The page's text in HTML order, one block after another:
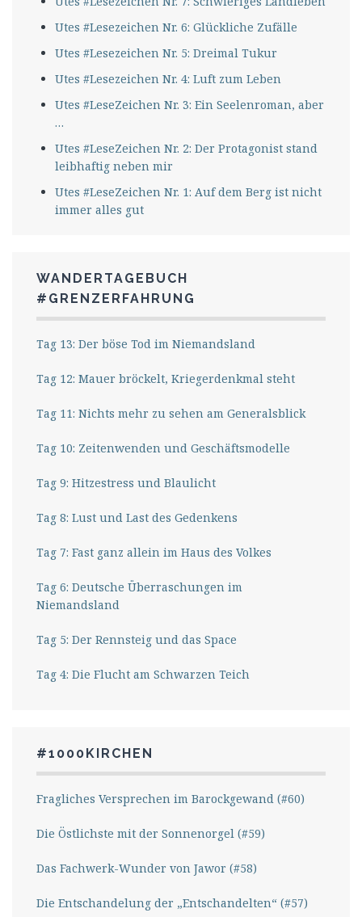
Utes #Lesezeichen Nr. 6: Glückliche Zufälle
Utes #Lesezeichen Nr. 5: Dreimal Tukur
Utes #Lesezeichen Nr. 4: Luft zum Leben
Utes #LeseZeichen Nr. 3: Ein Seelenroman, aber
…
Utes #LeseZeichen Nr. 2: Der Protagonist stand
leibhaftig neben mir
Utes #LeseZeichen Nr. 1: Auf dem Berg ist nicht
immer alles gut
WANDERTAGEBUCH
#GRENZERFAHRUNG
Tag 13: Der böse Tod im Niemandsland
Tag 12: Mauer bröckelt, Kriegerdenkmal steht
Tag 11: Nichts mehr zu sehen am Generalsblick
Tag 10: Zeitenwenden und Geschäftsmodelle
Tag 9: Hitzestress und Blaulicht
Tag 8: Lust und Last des Gedenkens
Tag 7: Fast ganz allein im Haus des Volkes
Tag 6: Deutsche Überraschungen im
Niemandsland
Tag 5: Der Rennsteig und das Space
Tag 4: Die Flucht am Schwarzen Teich
#1000KIRCHEN
Fragliches Versprechen im Barockgewand (#60)
Die Östlichste mit der Sonnenorgel (#59)
Das Fachwerk-Wunder von Jawor (#58)
Die Entschandelung der „Entschandelten“ (#57)